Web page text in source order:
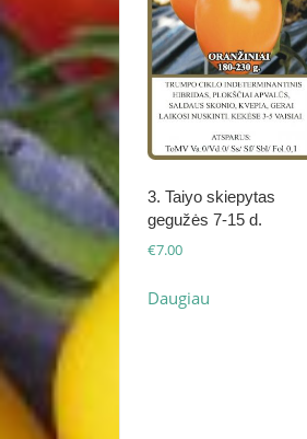
3. Taiyo skiepytas
gegužės 7-15 d.
€7.00
Daugiau